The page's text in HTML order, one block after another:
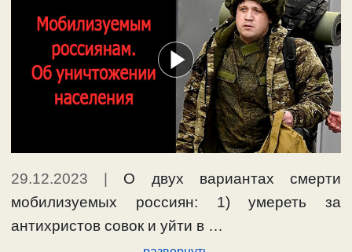
29.12.2023
О двух вариантах смерти
мобилизуемых россиян: 1) умереть за
антихристов совок и уйти в …